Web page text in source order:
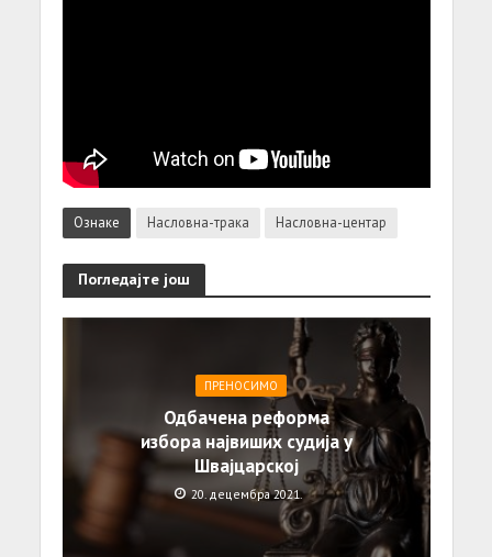
Ознаке Насловна-трака Насловна-центар
Погледајте још
ПРЕНОСИМО
Одбачена реформа
избора највиших судија у
Швајцарској
20. децембра 2021.